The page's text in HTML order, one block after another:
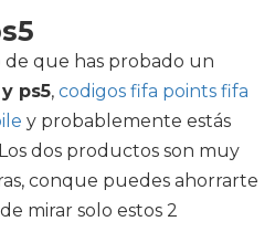
de que has probado un
ps5, codigos fifa points fifa
y probablemente estás
dos productos son muy
conque puedes ahorrarte
mirar solo estos 2